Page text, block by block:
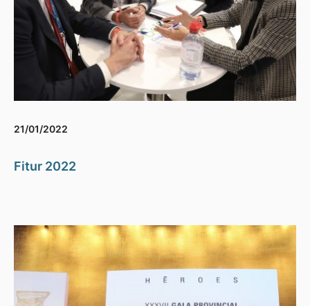
21/01/2022
Fitur 2022